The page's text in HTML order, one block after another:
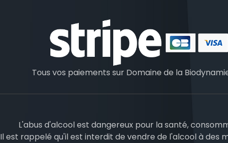
Tous vos paiements sur Domaine de la
L'abus d'alcool est dangereux pour la santé,
Il est rappelé qu'il est interdit de vendre de l'alcool à des